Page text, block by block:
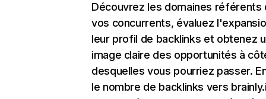
Découvrez les domaines référents
vos concurrents, évaluez
leur profil de backlinks et obtenez
image claire des opportunités à
desquelles vous pourriez passer.
le nombre de backlinks vers